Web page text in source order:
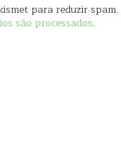
para reduzir spam.
são processados.